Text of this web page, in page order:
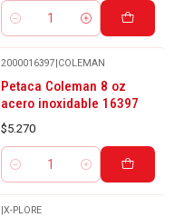
Cantidad
2000016397 COLEMAN
Petaca Coleman 8 oz
acero inoxidable 16397
$5.270
Cantidad
|X-PLORE